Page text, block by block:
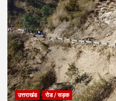
उत्तराखंड रोड / सड़क